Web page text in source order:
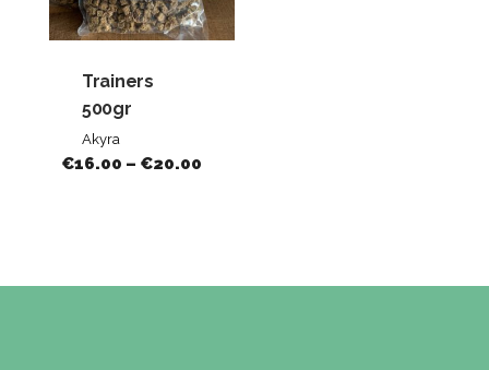
Trainers
500gr
Akyra
€16.00 – €20.00